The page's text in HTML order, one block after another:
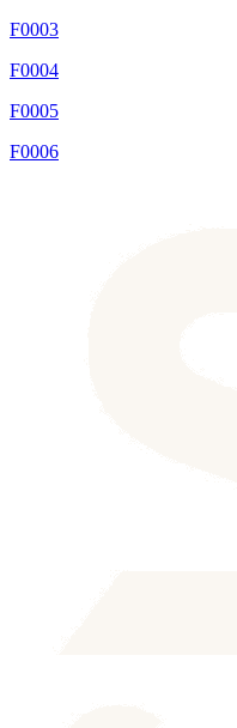
F0003
F0004
F0005
F0006